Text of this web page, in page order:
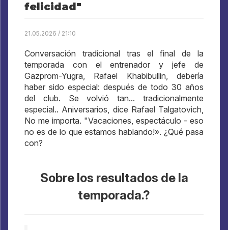
felicidad"
21.05.2026 / 21:10
Conversación tradicional tras el final de la
temporada con el entrenador y jefe de
Gazprom-Yugra, Rafael Khabibullin, debería
haber sido especial: después de todo 30 años
del club. Se volvió tan... tradicionalmente
especial.. Aniversarios, dice Rafael Talgatovich,
No me importa. "Vacaciones, espectáculo - eso
no es de lo que estamos hablando!». ¿Qué pasa
con?
Sobre los resultados de la
temporada.?